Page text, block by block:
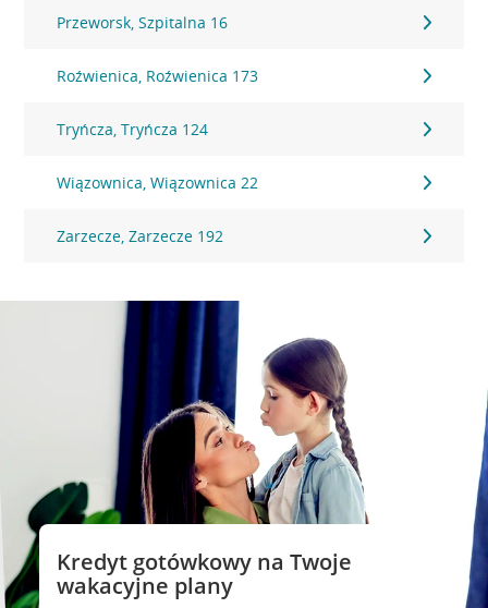
Przeworsk, Szpitalna 16
Roźwienica, Roźwienica 173
Tryńcza, Tryńcza 124
Wiązownica, Wiązownica 22
Zarzecze, Zarzecze 192
Kredyt gotówkowy na Twoje
wakacyjne plany